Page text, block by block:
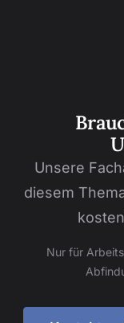
Unsere
diesem
Nur für